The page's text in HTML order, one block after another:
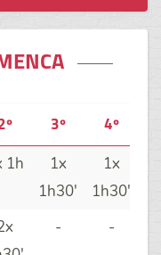
3º 4º
1h
1x
1h30'
1x
1h30'
- -